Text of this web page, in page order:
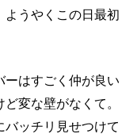
ようやくこの日最初
ーはすごく仲が良い
変な壁がなくて。
ッチリ見せつけて